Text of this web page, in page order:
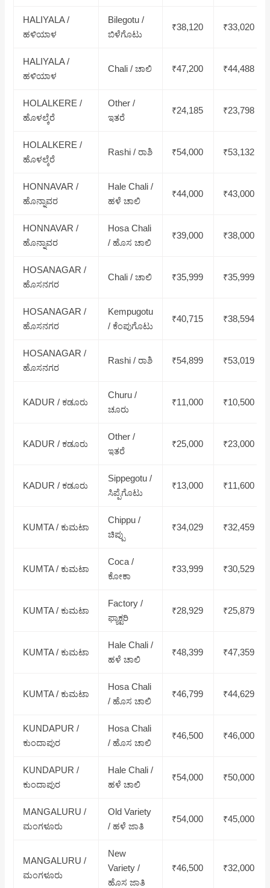
HALIYALA /
ಹಳಿಯಾಳ
Bilegotu /
ಬಿಳೆಗೊಟು
₹38,120 ₹33,020
HALIYALA /
ಹಳಿಯಾಳ
Chali / ಚಾಲಿ ₹47,200 ₹44,488
HOLALKERE /
ಹೊಳಲ್ಕೆರೆ
Other /
ಇತರೆ
₹24,185 ₹23,798
HOLALKERE /
ಹೊಳಲ್ಕೆರೆ
Rashi / ರಾಶಿ ₹54,000 ₹53,132
HONNAVAR /
ಹೊನ್ನಾವರ
Hale Chali /
ಹಳೆ ಚಾಲಿ
₹44,000 ₹43,000
HONNAVAR /
ಹೊನ್ನಾವರ
Hosa Chali
/ ಹೊಸ ಚಾಲಿ
₹39,000 ₹38,000
HOSANAGAR /
ಹೊಸನಗರ
Chali / ಚಾಲಿ ₹35,999 ₹35,999
HOSANAGAR /
ಹೊಸನಗರ
Kempugotu
/ ಕೆಂಪುಗೊಟು
₹40,715 ₹38,594
HOSANAGAR /
ಹೊಸನಗರ
Rashi / ರಾಶಿ ₹54,899 ₹53,019
KADUR / ಕಡೂರು
Churu /
ಚೂರು
₹11,000 ₹10,500
KADUR / ಕಡೂರು
Other /
ಇತರೆ
₹25,000 ₹23,000
KADUR / ಕಡೂರು
Sippegotu /
ಸಿಪ್ಪೆಗೊಟು
₹13,000 ₹11,600
KUMTA / ಕುಮಟಾ
Chippu /
ಚಿಪ್ಪು
₹34,029 ₹32,459
KUMTA / ಕುಮಟಾ
Coca /
ಕೋಕಾ
₹33,999 ₹30,529
KUMTA / ಕುಮಟಾ
Factory /
ಫ್ಯಾಕ್ಟರಿ
₹28,929 ₹25,879
KUMTA / ಕುಮಟಾ
Hale Chali /
ಹಳೆ ಚಾಲಿ
₹48,399 ₹47,359
KUMTA / ಕುಮಟಾ
Hosa Chali
/ ಹೊಸ ಚಾಲಿ
₹46,799 ₹44,629
KUNDAPUR /
ಕುಂದಾಪುರ
Hosa Chali
/ ಹೊಸ ಚಾಲಿ
₹46,500 ₹46,000
KUNDAPUR /
ಕುಂದಾಪುರ
Hale Chali /
ಹಳೆ ಚಾಲಿ
₹54,000 ₹50,000
MANGALURU /
ಮಂಗಳೂರು
Old Variety
/ ಹಳೆ ಜಾತಿ
₹54,000 ₹45,000
MANGALURU /
ಮಂಗಳೂರು
New
Variety /
ಹೊಸ ಜಾತಿ
₹46,500 ₹32,000